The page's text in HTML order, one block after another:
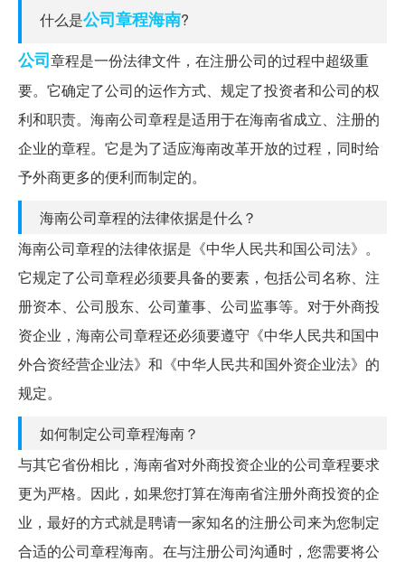
什么是公司章程海南?
公司章程是一份法律文件，在注册公司的过程中超级重
要。它确定了公司的运作方式、规定了投资者和公司的权
利和职责。海南公司章程是适用于在海南省成立、注册的
企业的章程。它是为了适应海南改革开放的过程，同时给
予外商更多的便利而制定的。
海南公司章程的法律依据是什么？
海南公司章程的法律依据是《中华人民共和国公司法》。
它规定了公司章程必须要具备的要素，包括公司名称、注
册资本、公司股东、公司董事、公司监事等。对于外商投
资企业，海南公司章程还必须要遵守《中华人民共和国中
外合资经营企业法》和《中华人民共和国外资企业法》的
规定。
如何制定公司章程海南？
与其它省份相比，海南省对外商投资企业的公司章程要求
更为严格。因此，如果您打算在海南省注册外商投资的企
业，最好的方式就是聘请一家知名的注册公司来为您制定
合适的公司章程海南。在与注册公司沟通时，您需要将公